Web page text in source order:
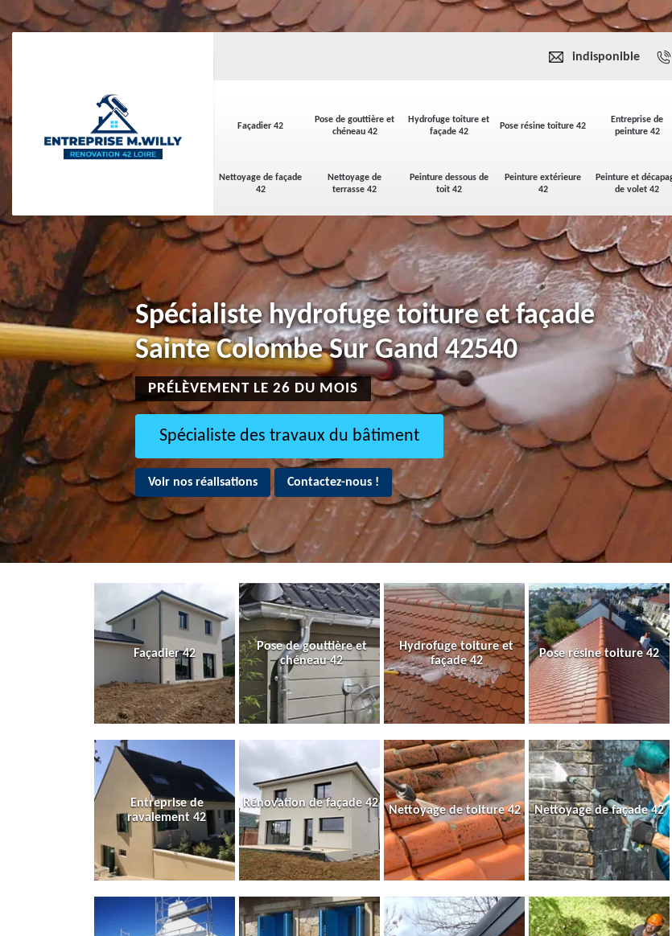
Façadier 42
Pose de gouttière et
chéneau 42
Hydrofuge toiture et
façade 42
Pose résine toiture 42
Entreprise de
peinture 42
Nettoyage de façade
42
Nettoyage de
terrasse 42
Peinture dessous de
toit 42
Peinture extérieure
42
Peinture et
de volet 42
indisponible
Spécialiste hydrofuge toiture et façade
Sainte Colombe Sur Gand 42540
PRÉLÈVEMENT LE 26 DU MOIS
Spécialiste des travaux du bâtiment
Voir nos réalisations Contactez-nous !
Façadier 42
Pose de gouttière et
chéneau 42
Hydrofuge toiture et
façade 42
Pose résine toiture 42
Entreprise de
ravalement 42
Rénovation de façade 42
Nettoyage de toiture 42 Nettoyage de façade 42